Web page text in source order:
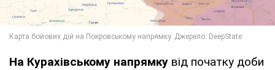
На Курахівському напрямку від початку доби